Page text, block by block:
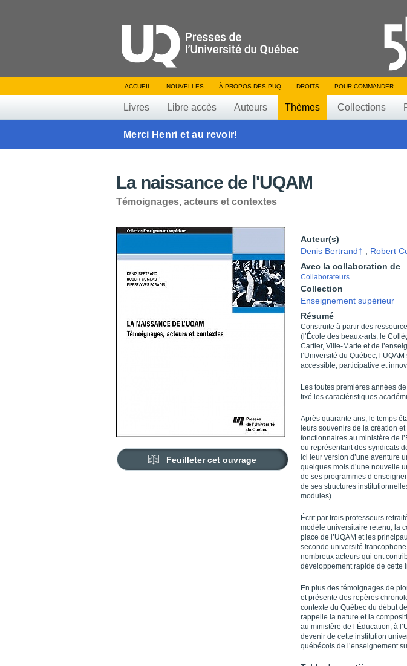
ACCUEIL NOUVELLES À PROPOS DES PUQ DROITS POUR COMMANDER
Livres Libre accès Auteurs Thèmes Collections
Merci Henri et au revoir!
La naissance de l'UQAM
Témoignages, acteurs et contextes
Feuilleter cet ouvrage
Auteur(s)
Denis Bertrand†
Robert
Avec la collaboration de
Collaborateurs
Collection
Enseignement supérieur
Résumé
Construite à partir des
(l’École des beaux-arts, le
Cartier, Ville-Marie et de
l’Université du Québec,
accessible, participative et
Les toutes premières années
fixé les caractéristiques
Après quarante ans, le temps
leurs souvenirs de la création
fonctionnaires au ministère de
ou représentant des syndicats
ici leur version d’une aventure
quelques mois d’une nouvelle
de ses programmes
de ses structures
modules).
Écrit par trois professeurs
modèle universitaire retenu, la
place de l’UQAM et les
seconde université
nombreux acteurs qui ont
développement rapide de cette
En plus des témoignages de
et présente des repères
contexte du Québec du début
rappelle la nature et la
au ministère de l’Éducation, à
devenir de cette institution
québécois de l’enseignement